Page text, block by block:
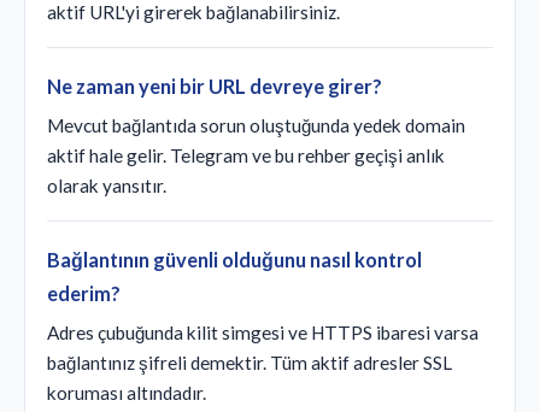
aktif URL'yi girerek bağlanabilirsiniz.
Ne zaman yeni bir URL devreye girer?
Mevcut bağlantıda sorun oluştuğunda yedek domain
aktif hale gelir. Telegram ve bu rehber geçişi anlık
olarak yansıtır.
Bağlantının güvenli olduğunu nasıl kontrol
ederim?
Adres çubuğunda kilit simgesi ve HTTPS ibaresi varsa
bağlantınız şifreli demektir. Tüm aktif adresler SSL
koruması altındadır.